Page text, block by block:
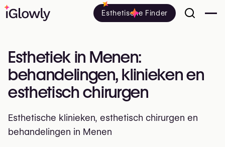
Esthetische Finder
Esthetiek in Menen:
behandelingen, klinieken en
esthetisch chirurgen
Esthetische klinieken, esthetisch chirurgen en
behandelingen in Menen